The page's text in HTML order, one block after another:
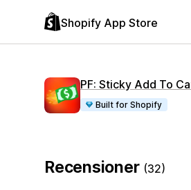
Shopify App Store
PF: Sticky Add To
Built for Shopify
Recensioner (32)